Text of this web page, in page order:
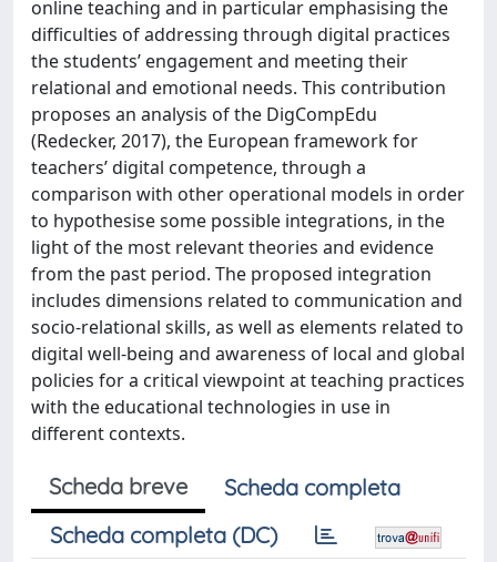
online teaching and in particular emphasising the
difficulties of addressing through digital practices
the students’ engagement and meeting their
relational and emotional needs. This contribution
proposes an analysis of the DigCompEdu
(Redecker, 2017), the European framework for
teachers’ digital competence, through a
comparison with other operational models in order
to hypothesise some possible integrations, in the
light of the most relevant theories and evidence
from the past period. The proposed integration
includes dimensions related to communication and
socio-relational skills, as well as elements related to
digital well-being and awareness of local and global
policies for a critical viewpoint at teaching practices
with the educational technologies in use in
different contexts.
Scheda breve
Scheda completa
Scheda completa (DC)